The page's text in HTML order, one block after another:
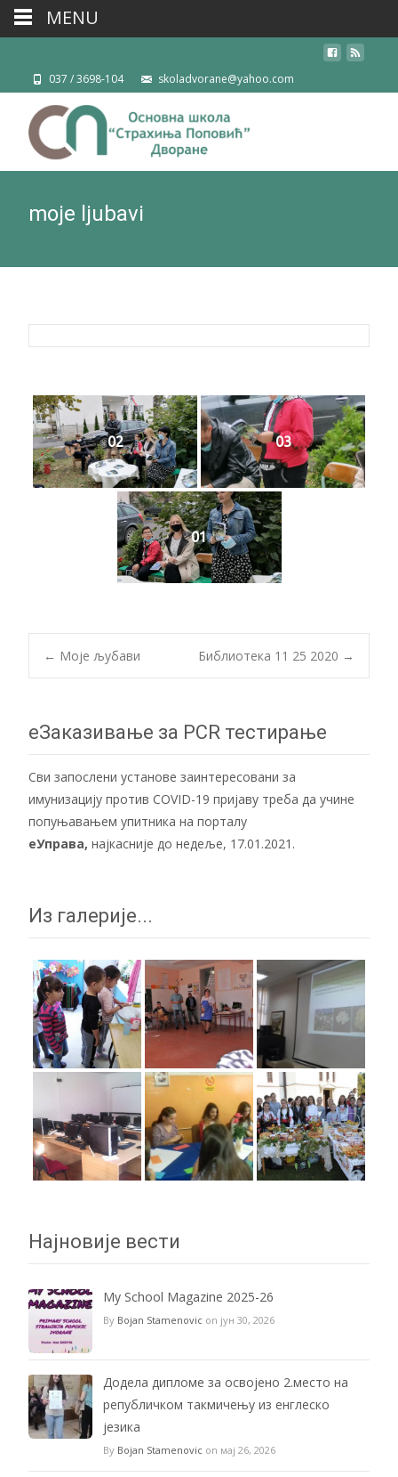
037 / 3698-104 skoladvorane@yahoo.com
moje ljubavi
02 03
01
Post
navigation
← Моје љубави Библиотека 11 25 2020 →
еЗаказивање за PCR тестирање
Сви запослени установе заинтересовани за
имунизацију против COVID-19 пријаву треба да учине
попуњавањем упитника на порталу
еУправа, најкасније до недеље, 17.01.2021.
Из галерије...
Најновије вести
My School Magazine 2025-26
By Bojan Stamenovic on јун 30, 2026
Додела дипломе за освојено 2.место на
републичком такмичењу из енглеско
језика
By Bojan Stamenovic on мај 26, 2026
MENU